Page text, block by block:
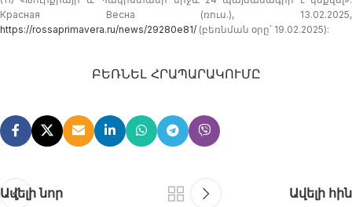
Красная Весна (ռուս.), 13.02.2025,
https://rossaprimavera.ru/news/29280e81/ (բեռնման օրը՝ 19.02.2025):
ԲԵՌՆԵԼ ՀՐԱՊԱՐԱԿՈՒՄԸ
Ավելի նոր Ավելի հին